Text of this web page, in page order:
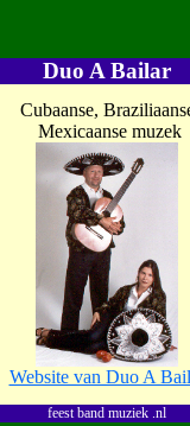
Duo A Bailar
Cubaanse,
Mexicaanse muzek
Website van Duo A
feest band muziek .nl